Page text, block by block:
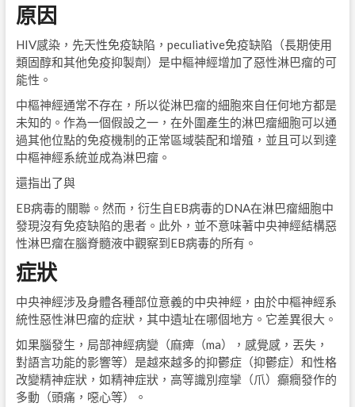
原因
HIV感染，先天性免疫缺陷，peculiative免疫缺陷（長期使用
類固醇和其他免疫抑製劑）是中樞神經增加了惡性淋巴瘤的可
能性。
中樞神經通常不存在，所以從淋巴瘤的細胞來自任何地方都是
未知的。作為一個假設之一，在外圍產生的淋巴瘤細胞可以通
過其他位點的免疫機制的正常區域裝配和增殖，並且可以到達
中樞神經系統並成為淋巴瘤。
還指出了與
EB病毒的關聯。然而，衍生自EB病毒的DNA在淋巴瘤細胞中
發現沒有免疫缺陷的患者。此外，並不意味著中央神經結構惡
性淋巴瘤在腦脊髓液中觀察到EB病毒的所有。
症狀
中央神經涉及身體各種部位意義的中央神經，由於中樞神經系
統性惡性淋巴瘤的症狀，其中遺址在哪個地方。它差異很大。
如果腦發生，局部神經病變（麻痺（ma），感覺感，丟失，
對語言功能的影響等）是越來越多的抑鬱症（抑鬱症）和性格
改變精神症狀，如精神症狀，高等識別痙攣（爪）癲癇發作的
多動（頭痛，噁心等）。